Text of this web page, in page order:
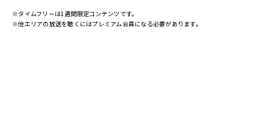
※タイムフリーは1週間限定コンテンツです。
※他エリアの放送を聴くにはプレミアム会員になる必要があります。